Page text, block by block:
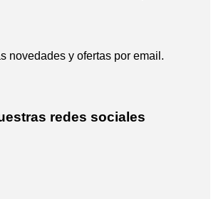
novedades y ofertas por email.
redes sociales